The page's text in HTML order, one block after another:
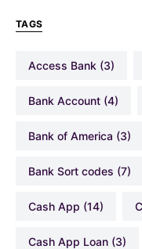
TAGS
Access Bank (3)
Bank Account (4)
Bank of America (3)
Bank Sort codes (7)
Cash App (14)
Cash App Loan (3)